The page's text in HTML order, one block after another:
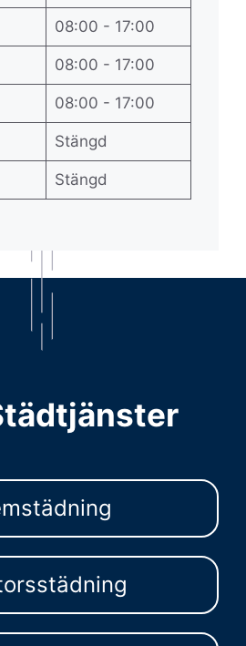
08:00 - 17:00
08:00 - 17:00
08:00 - 17:00
Stängd
Stängd